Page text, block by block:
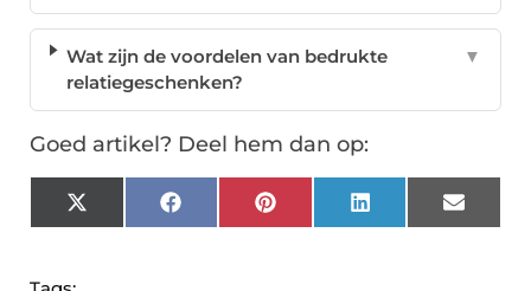
Wat zijn de voordelen van bedrukte
relatiegeschenken?
▼
Goed artikel? Deel hem dan op:
X
(Twitter)
FacebookPinterest LinkedIn Email